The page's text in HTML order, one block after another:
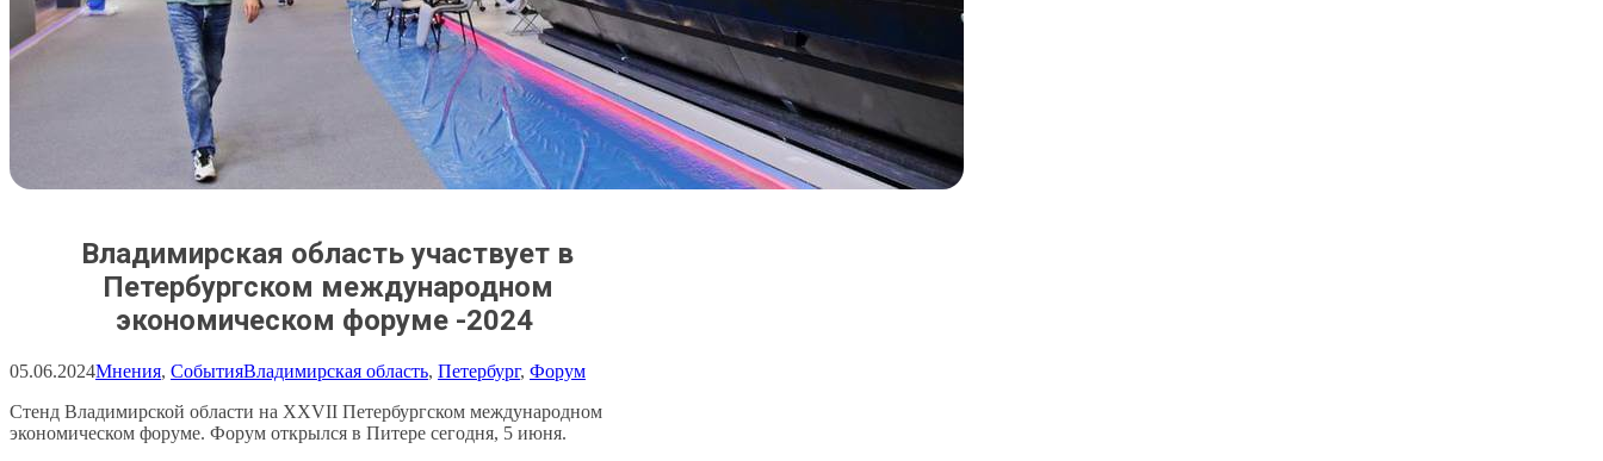
Владимирская область участвует в
Петербургском международном
экономическом форуме -2024
05.06.2024Мнения, СобытияВладимирская область, Петербург, Форум
Стенд Владимирской области на XXVII Петербургском международном
экономическом форуме. Форум открылся в Питере сегодня, 5 июня.